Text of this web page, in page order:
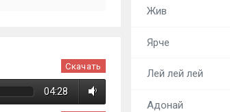
Скачать
04:28
Жив
Ярче
Лей лей лей
Адонай